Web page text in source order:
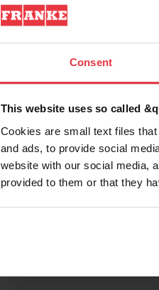
Consent
This website uses so called
Cookies are small text files
and ads, to provide social
website with our social media,
provided to them or that they
Categoría de campana
Propiedades